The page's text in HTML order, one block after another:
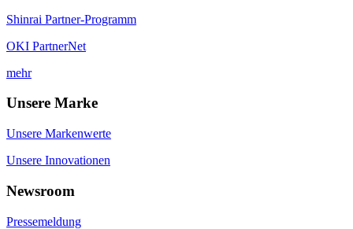
Shinrai Partner-Programm
OKI PartnerNet
mehr
Unsere Marke
Unsere Markenwerte
Unsere Innovationen
Newsroom
Pressemeldung